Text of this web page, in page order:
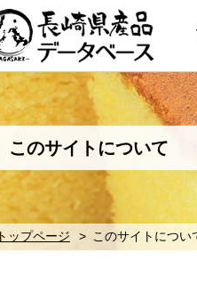
このサイトについて
トップページ このサイトについ